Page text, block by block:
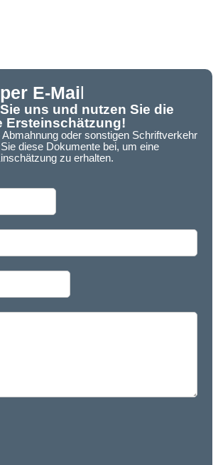
E-Mail
uns und nutzen Sie die
Ersteinschätzung!
Abmahnung oder sonstigen Schriftverkehr
diese Dokumente bei, um eine
zu erhalten.